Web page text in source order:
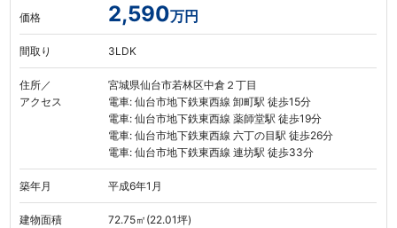
価格 2,590万円
間取り 3LDK
住所／
アクセス
宮城県仙台市若林区中倉２丁目
電車: 仙台市地下鉄東西線 卸町駅 徒歩15分
電車: 仙台市地下鉄東西線 薬師堂駅 徒歩19分
電車: 仙台市地下鉄東西線 六丁の目駅 徒歩26分
電車: 仙台市地下鉄東西線 連坊駅 徒歩33分
築年月 平成6年1月
建物面積 72.75㎡(22.01坪)